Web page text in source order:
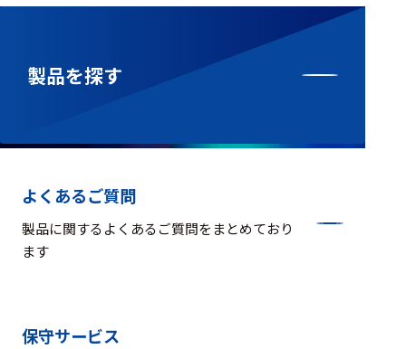
製品を探す
よくあるご質問
製品に関するよくあるご質問をまとめており
ます
保守サービス